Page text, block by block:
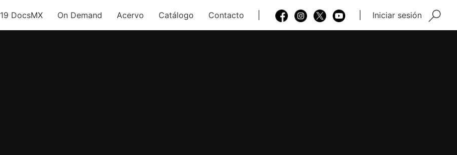
19 DocsMX On Demand Acervo Catálogo Contacto Iniciar sesión